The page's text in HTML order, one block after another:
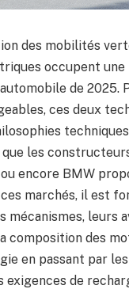
des mobilités
occupent
de 2025.
ces deux
les
encore BMW
marchés, il est
mécanismes, leurs
composition des
en passant par
exigences de